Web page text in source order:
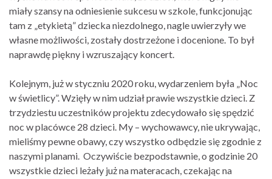
miały szansy na odniesienie sukcesu w szkole, funkcjonując
tam z „etykietą” dziecka niezdolnego, nagle uwierzyły we
własne możliwości, zostały dostrzeżone i docenione. To był
naprawdę piękny i wzruszający koncert.
Kolejnym, już w styczniu 2020 roku, wydarzeniem była „Noc
w świetlicy”. Wzięły w nim udział prawie wszystkie dzieci. Z
trzydziestu uczestników projektu zdecydowało się spędzić
noc w placówce 28 dzieci. My – wychowawcy, nie ukrywając,
mieliśmy pewne obawy, czy wszystko odbędzie się zgodnie z
naszymi planami. Oczywiście bezpodstawnie, o godzinie 20
wszystkie dzieci leżały już na materacach, czekając na